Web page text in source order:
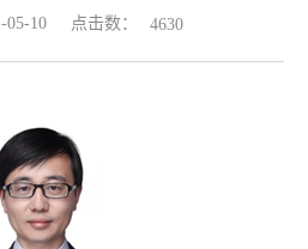
05-10 点击数： 4630